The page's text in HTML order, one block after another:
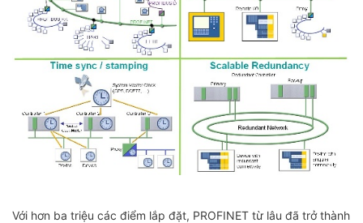
Với hơn ba triệu các điểm lắp đặt, PROFINET từ lâu đã trở thành